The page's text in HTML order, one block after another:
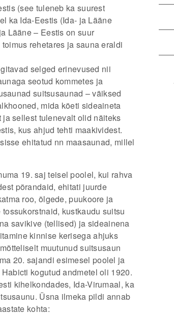
(see tuleneb ka suurest
ka Ida-Eestis (Ida- ja Lääne
Lääne – Eestis on suur
rehetares ja sauna eraldi
selged erinevused nii
seotud kommetes ja
suitsusaunad – väiksed
mida köeti sideaineta
sellest tulenevalt olid näiteks
kus ahjud tehti maakividest.
ehitatud nn maasaunad, millel
19. saj teisel poolel, kui rahva
põrandaid, ehitati juurde
roo, õlgede, puukoore ja
kustkaudu suitsu
savikive (tellised) ja sideainena
kinnise kerisega ahjuks
muutunud suitsusaun
20. sajandi esimesel poolel ja
kogutud andmetel oli 1920.
kihelkondades, Ida-Virumaal, ka
Üsna ilmeka pildi annab
kohta: